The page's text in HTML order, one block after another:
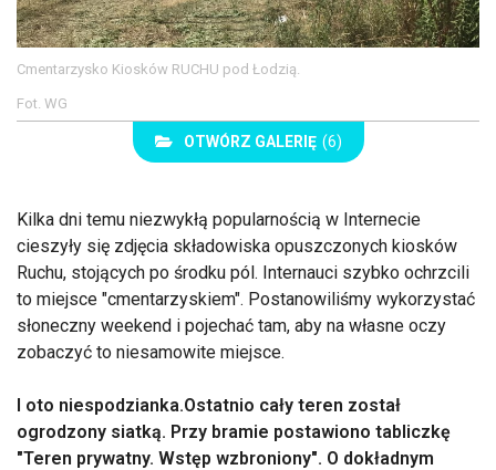
Cmentarzysko Kiosków RUCHU pod Łodzią.
Fot. WG
OTWÓRZ GALERIĘ (6)
Kilka dni temu niezwykłą popularnością w Internecie
cieszyły się zdjęcia składowiska opuszczonych kiosków
Ruchu, stojących po środku pól. Internauci szybko ochrzcili
to miejsce "cmentarzyskiem". Postanowiliśmy wykorzystać
słoneczny weekend i pojechać tam, aby na własne oczy
zobaczyć to niesamowite miejsce.
I oto niespodzianka.Ostatnio cały teren został
ogrodzony siatką. Przy bramie postawiono tabliczkę
"Teren prywatny. Wstęp wzbroniony". O dokładnym